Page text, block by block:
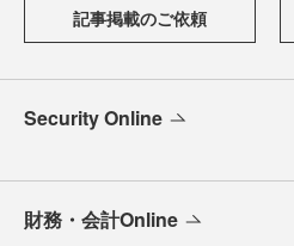
記事掲載のご依頼
Security Online
財務・会計Online